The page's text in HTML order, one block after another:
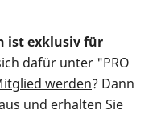
ist exklusiv für
dafür unter "PRO
werden? Dann
und erhalten Sie